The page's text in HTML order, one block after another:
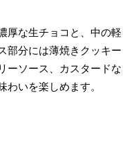
厚な生チョコと、中の軽
部分には薄焼きクッキー
ーソース、カスタードな
わいを楽しめます。